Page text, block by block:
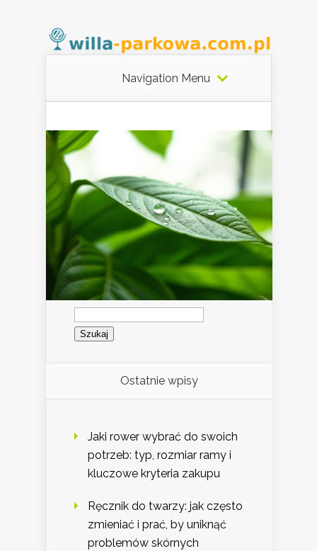
Navigation Menu
Szukaj:
Ostatnie wpisy
Jaki rower wybrać do swoich
potrzeb: typ, rozmiar ramy i
kluczowe kryteria zakupu
Ręcznik do twarzy: jak często
zmieniać i prać, by uniknąć
problemów skórnych